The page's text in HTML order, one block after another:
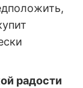
радости